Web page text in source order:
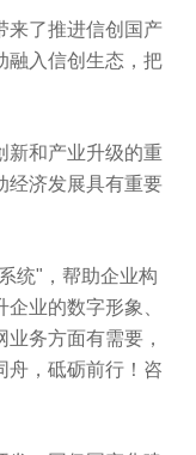
来了推进信创国产
融入信创生态，把
新和产业升级的重
经济发展具有重要
统"，帮助企业构
业的数字形象、
务方面有需要，
舟，砥砺前行！咨